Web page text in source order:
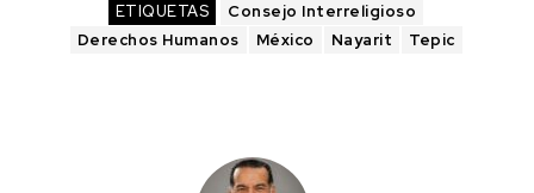
ETIQUETAS
Consejo Interreligioso
Derechos Humanos
México Nayarit Tepic